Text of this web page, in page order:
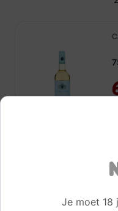
Je moet 18